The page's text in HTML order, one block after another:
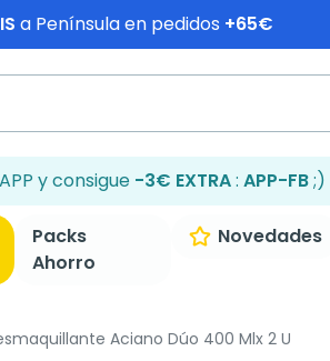
a Península en pedidos +65€
y consigue -3€ EXTRA: APP-FB;)
Packs
Ahorro
Novedades
Aciano Dúo 400 Mlx 2 U